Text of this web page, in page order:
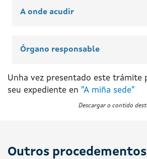
A onde acudir
Órgano responsable
Unha vez presentado este trámite
seu expediente en "A miña sede"
Descargar o contido
Outros procedementos